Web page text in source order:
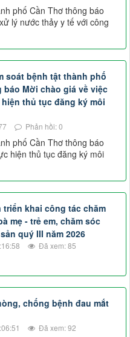
phố Cần Thơ thông báo
lý nước thảy y tế với công
soát bệnh tật thành phố
báo Mời chào giá về việc
thủ tục đăng ký môi
Phản hồi: 0
phố Cần Thơ thông báo
hiện thủ tục đăng ký môi
triển khai công tác chăm
mẹ - trẻ em, chăm sóc
quý III năm 2026
Đã xem: 85
chống bệnh đau mắt
Đã xem: 92